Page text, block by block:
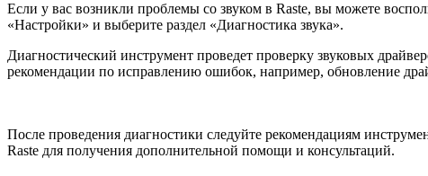
Если у вас возникли проблемы со звуком в Raste, вы можете
«Настройки» и выберите раздел «Диагностика звука».
Диагностический инструмент проведет проверку звуковых
рекомендации по исправлению ошибок, например, обновление
После проведения диагностики следуйте рекомендациям
Raste для получения дополнительной помощи и консультаций.